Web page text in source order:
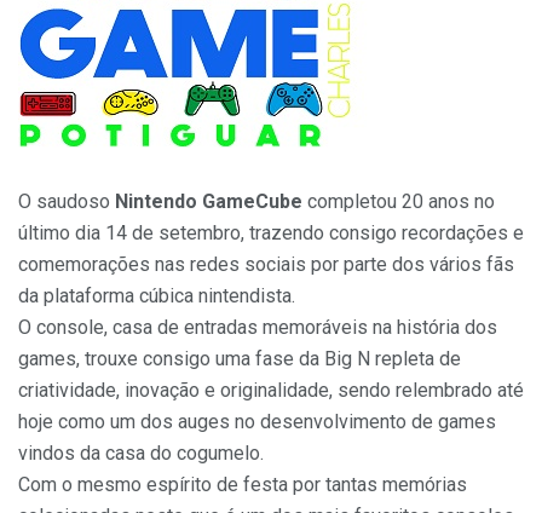
O saudoso Nintendo GameCube completou 20 anos no
último dia 14 de setembro, trazendo consigo recordações e
comemorações nas redes sociais por parte dos vários fãs
da plataforma cúbica nintendista.
O console, casa de entradas memoráveis na história dos
games, trouxe consigo uma fase da Big N repleta de
criatividade, inovação e originalidade, sendo relembrado até
hoje como um dos auges no desenvolvimento de games
vindos da casa do cogumelo.
Com o mesmo espírito de festa por tantas memórias